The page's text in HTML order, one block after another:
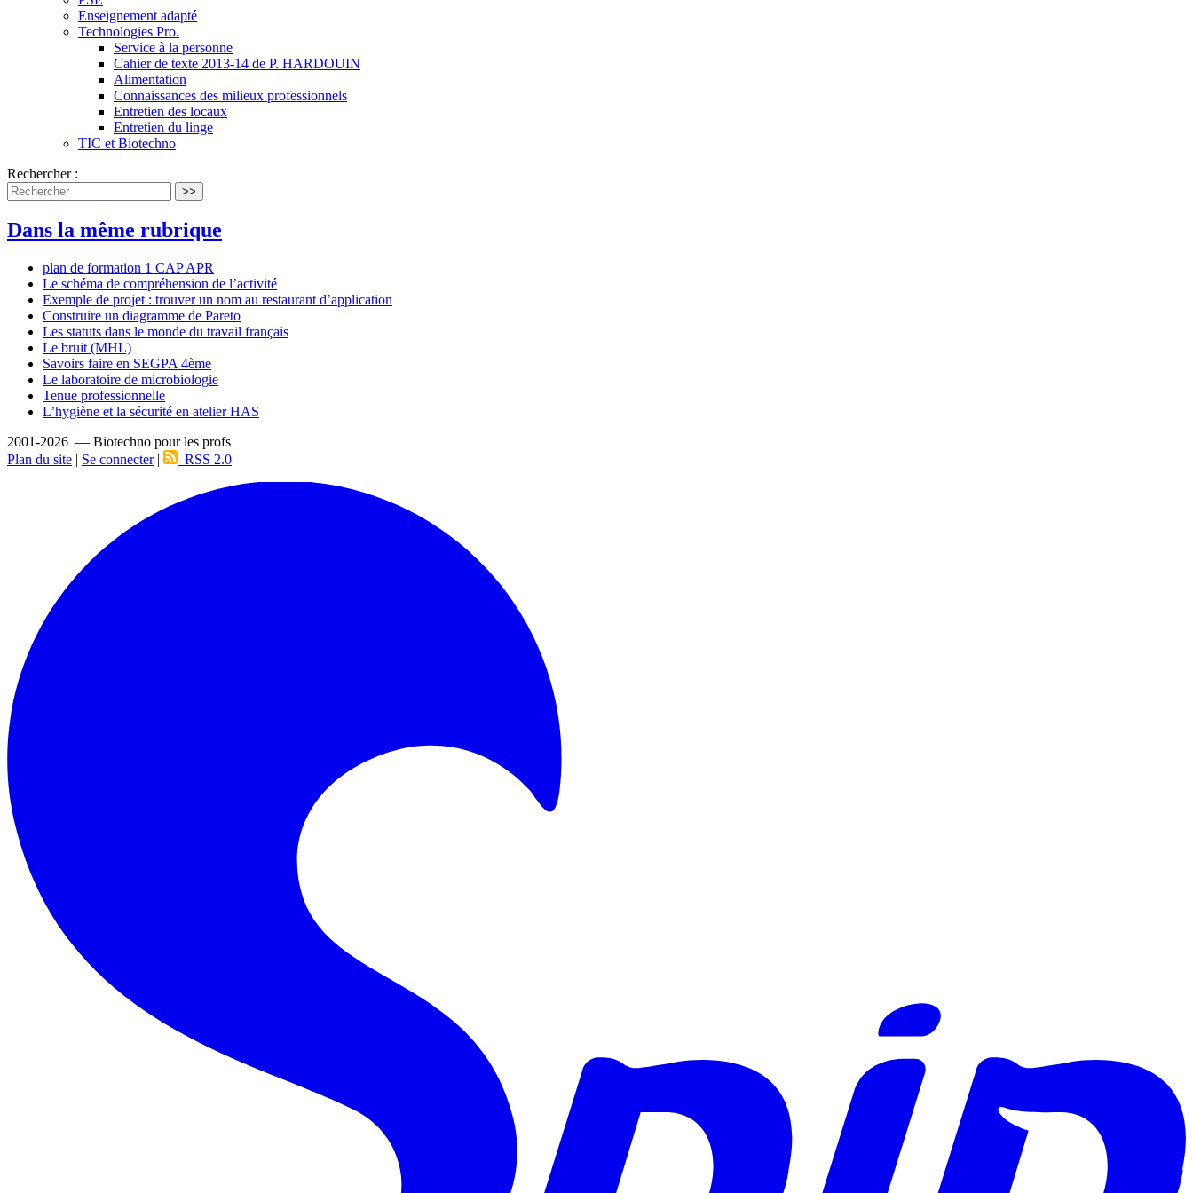
Enseignement adapté
Technologies Pro.
Service à la personne
Cahier de texte 2013-14 de P. HARDOUIN
Alimentation
Connaissances des milieux professionnels
Entretien des locaux
Entretien du linge
TIC et Biotechno
Rechercher :
>>
Dans la même rubrique
plan de formation 1 CAP APR
Le schéma de compréhension de l’activité
Exemple de projet : trouver un nom au restaurant d’application
Construire un diagramme de Pareto
Les statuts dans le monde du travail français
Le bruit (MHL)
Savoirs faire en SEGPA 4ème
Le laboratoire de microbiologie
Tenue professionnelle
L’hygiène et la sécurité en atelier HAS
2001-2026 — Biotechno pour les profs
Plan du site | Se connecter| RSS 2.0